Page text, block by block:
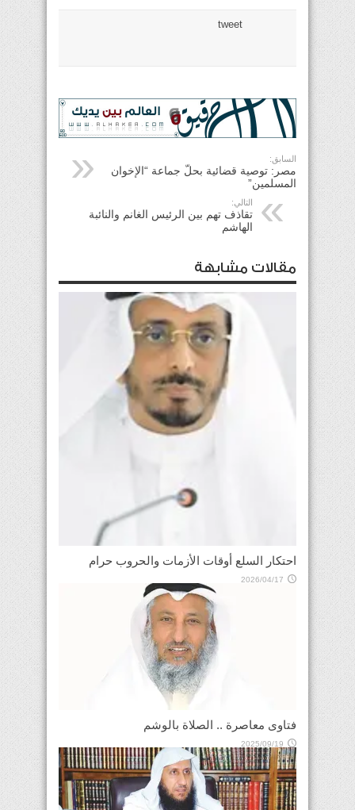
tweet
السابق:
مصر: توصية قضائية بحلّ جماعة “الإخوان
المسلمين”
التالي:
تقاذف تهم بين الرئيس الغانم والنائبة
الهاشم
مقالات مشابهة
احتكار السلع أوقات الأزمات والحروب حرام
2026/04/17
فتاوى معاصرة .. الصلاة بالوشم
2025/09/19